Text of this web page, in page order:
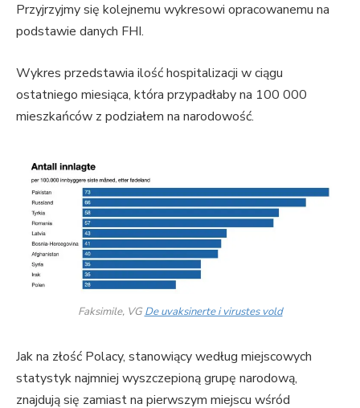
Przyjrzyjmy się kolejnemu wykresowi opracowanemu na
podstawie danych FHI.
Wykres przedstawia ilość hospitalizacji w ciągu
ostatniego miesiąca, która przypadłaby na 100 000
mieszkańców z podziałem na narodowość.
Faksimile, VGDe uvaksinerte i virustes vold
Jak na złość Polacy, stanowiący według miejscowych
statystyk najmniej wyszczepioną grupę narodową,
znajdują się zamiast na pierwszym miejscu wśród